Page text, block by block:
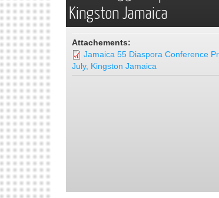
Kingston Jamaica
Attachements:
Jamaica 55 Diaspora Conference
July, Kingston Jamaica